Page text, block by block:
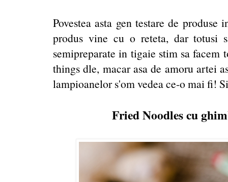
Povestea asta gen testare de produse
produs vine cu o reteta, dar totusi
semipreparate in tigaie stim sa
things dle, macar asa de amoru artei
lampioanelor s'om vedea ce-o mai fi!
Fried Noodles cu